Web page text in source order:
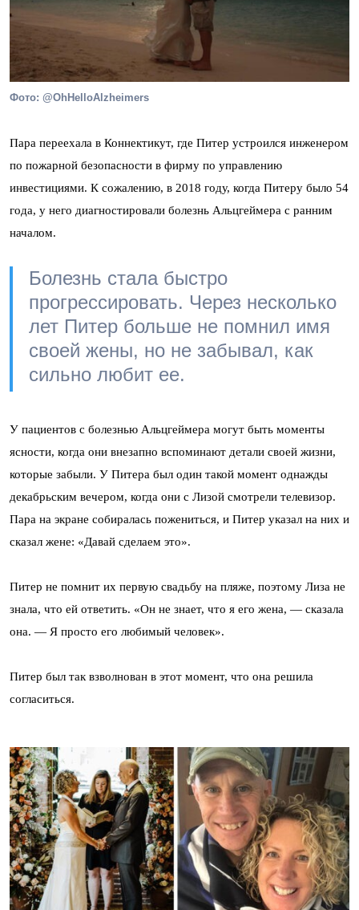
Фото: @OhHelloAlzheimers
Пара переехала в Коннектикут, где Питер устроился инженером
по пожарной безопасности в фирму по управлению
инвестициями. К сожалению, в 2018 году, когда Питеру было 54
года, у него диагностировали болезнь Альцгеймера с ранним
началом.
Болезнь стала быстро
прогрессировать. Через несколько
лет Питер больше не помнил имя
своей жены, но не забывал, как
сильно любит ее.
У пациентов с болезнью Альцгеймера могут быть моменты
ясности, когда они внезапно вспоминают детали своей жизни,
которые забыли. У Питера был один такой момент однажды
декабрьским вечером, когда они с Лизой смотрели телевизор.
Пара на экране собиралась пожениться, и Питер указал на них и
сказал жене: «Давай сделаем это».
Питер не помнит их первую свадьбу на пляже, поэтому Лиза не
знала, что ей ответить. «Он не знает, что я его жена, — сказала
она. — Я просто его любимый человек».
Питер был так взволнован в этот момент, что она решила
согласиться.